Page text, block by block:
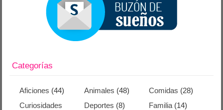
Categorías
Aficiones (44) Animales (48) Comidas (28)
Curiosidades
Deportes (8) Familia(14)